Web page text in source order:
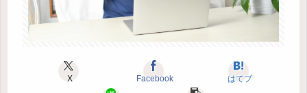
X Facebook はてブ